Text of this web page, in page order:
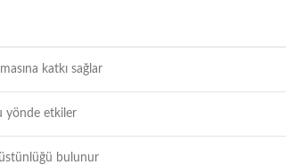
katkı sağlar
yönde etkiler
bulunur